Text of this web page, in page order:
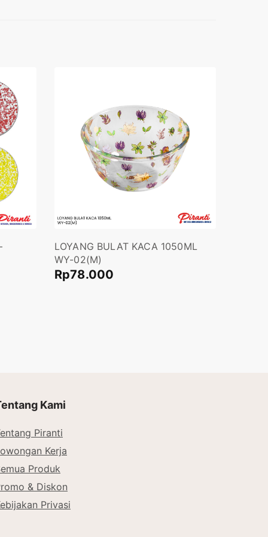
LOYANG BULAT KACA 1050ML
WY-02(M)
Rp78.000
Kami
Piranti
Kerja
Produk
& Diskon
Privasi